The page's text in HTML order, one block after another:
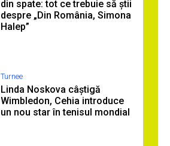
din spate: tot ce trebuie să știi
despre „Din România, Simona
Halep”
Turnee
Linda Noskova câștigă
Wimbledon, Cehia introduce
un nou star în tenisul mondial